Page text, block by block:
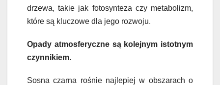
drzewa, takie jak fotosynteza czy metabolizm,
które są kluczowe dla jego rozwoju.
Opady atmosferyczne są kolejnym istotnym
czynnikiem.
Sosna czarna rośnie najlepiej w obszarach o